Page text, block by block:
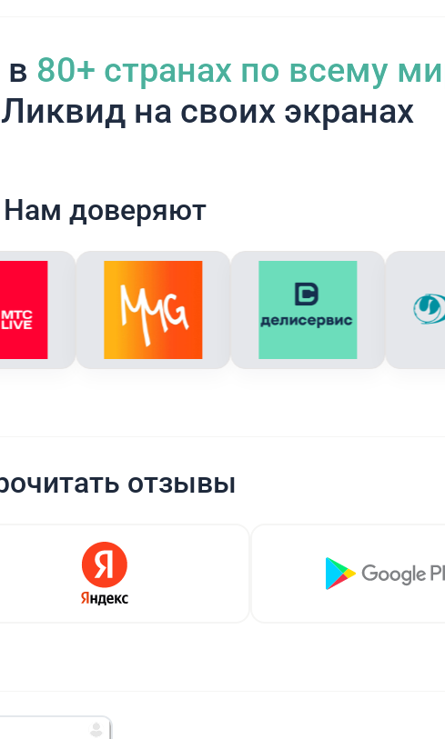
80+ cтранах по всему
на своих экранах
Нам доверяют
отзывы